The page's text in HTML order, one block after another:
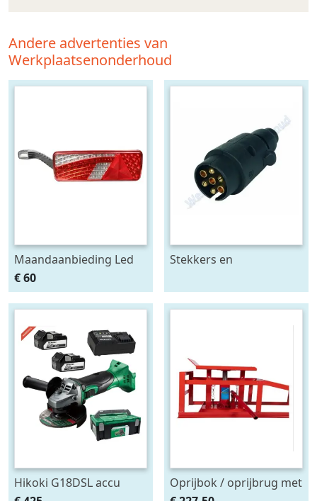
Andere advertenties van
Werkplaatsenonderhoud
Maandaanbieding Led
achterlicht 12-24V links
m. breedtelamp
€ 60
Stekkers en
Hikoki G18DSL accu
Oprijbok / oprijbrug met